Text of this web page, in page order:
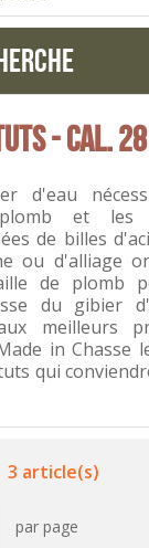
- CAL. 28
d'eau
et les
de billes
ou d'alliage
de plomb
du gibier
meilleurs
in Chasse
qui
3 article(s)
par page